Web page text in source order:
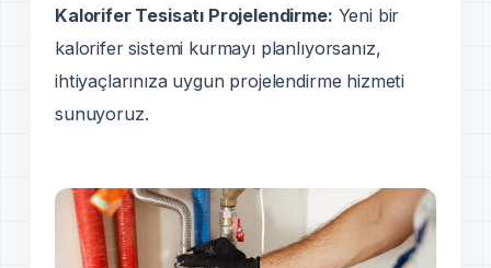
Kalorifer Tesisatı Projelendirme: Yeni bir
kalorifer sistemi kurmayı planlıyorsanız,
ihtiyaçlarınıza uygun projelendirme hizmeti
sunuyoruz.